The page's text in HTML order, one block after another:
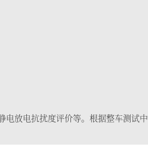
电放电抗扰度评价等。根据整车测试中